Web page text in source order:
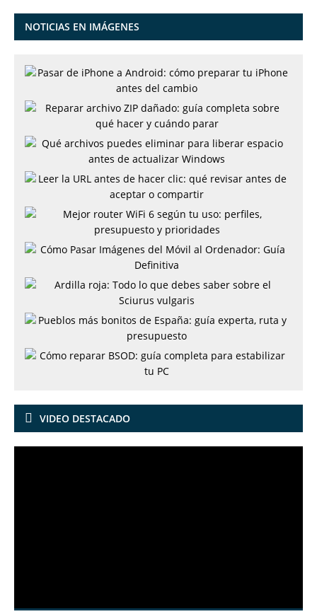
NOTICIAS EN IMÁGENES
VIDEO DESTACADO